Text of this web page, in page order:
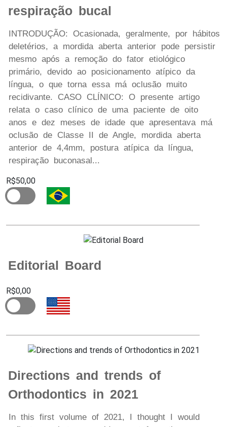
respiração bucal
INTRODUÇÃO: Ocasionada, geralmente, por hábitos
deletérios, a mordida aberta anterior pode persistir
mesmo após a remoção do fator etiológico
primário, devido ao posicionamento atípico da
língua, o que torna essa má oclusão muito
recidivante. CASO CLÍNICO: O presente artigo
relata o caso clínico de uma paciente de oito
anos e dez meses de idade que apresentava má
oclusão de Classe II de Angle, mordida aberta
anterior de 4,4mm, postura atípica da língua,
respiração buconasal...
R$50,00
Editorial Board
R$0,00
Directions and trends of
Orthodontics in 2021
In this first volume of 2021, I thought I would